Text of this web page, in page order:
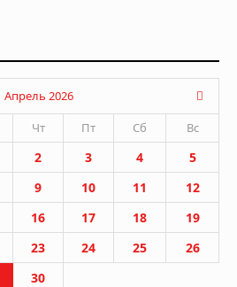
Апрель 2026
Чт Пт Сб Вс
2 3 4
5
9 10 11
12
16 17 18
19
23 24 25
26
30